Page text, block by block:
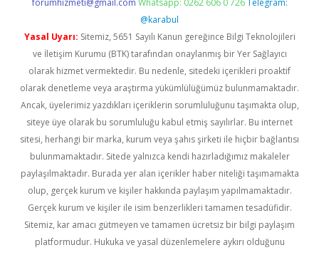
forumhizmeti@gmail.com Whatsapp: 0262 606 0 726 Telegram:
@karabul
Yasal Uyarı: Sitemiz, 5651 Sayılı Kanun gereğince Bilgi Teknolojileri
ve İletişim Kurumu (BTK) tarafından onaylanmış bir Yer Sağlayıcı
olarak hizmet vermektedir. Bu nedenle, sitedeki içerikleri proaktif
olarak denetleme veya araştırma yükümlülüğümüz bulunmamaktadır.
Ancak, üyelerimiz yazdıkları içeriklerin sorumluluğunu taşımakta olup,
siteye üye olarak bu sorumluluğu kabul etmiş sayılırlar. Bu internet
sitesi, herhangi bir marka, kurum veya şahıs şirketi ile hiçbir bağlantısı
bulunmamaktadır. Sitede yalnızca kendi hazırladığımız makaleler
paylaşılmaktadır. Burada yer alan içerikler haber niteliği taşımamakta
olup, gerçek kurum ve kişiler hakkında paylaşım yapılmamaktadır.
Gerçek kurum ve kişiler ile isim benzerlikleri tamamen tesadüfidir.
Sitemiz, kar amacı gütmeyen ve tamamen ücretsiz bir bilgi paylaşım
platformudur. Hukuka ve yasal düzenlemelere aykırı olduğunu